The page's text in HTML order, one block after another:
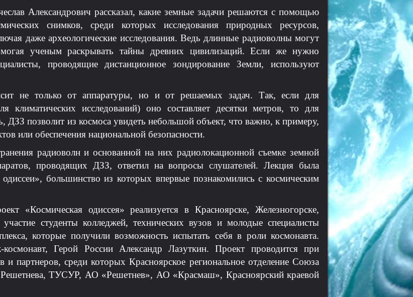
Александрович рассказал, какие земные задачи решаются с помощью
снимков, среди которых исследования природных ресурсов,
даже археологические исследования. Ведь длинные радиоволны могут
ученым раскрывать тайны древних цивилизаций. Если же нужно
проводящие дистанционное зондирование Земли, используют
не только от аппаратуры, но и от решаемых задач. Так, если для
климатических исследований) оно составляет десятки метров, то для
ДЗЗ позволит из космоса увидеть небольшой объект, что важно, к примеру,
или обеспечения национальной безопасности.
радиоволн и основанной на них радиолокационной съемке земной
проводящих ДЗЗ, ответил на вопросы слушателей. Лекция была
большинство из которых впервые познакомились с космическим
«Космическая одиссея» реализуется в Красноярске, Железногорске,
студенты колледжей, технических вузов и молодые специалисты
которые получили возможность испытать себя в роли космонавта.
космонавт, Герой России Александр Лазуткин. Проект проводится при
и партнеров, среди которых Красноярское региональное отделение Союза
Решетнева, ТУСУР, АО «Решетнев», АО «Красмаш», Красноярский краевой